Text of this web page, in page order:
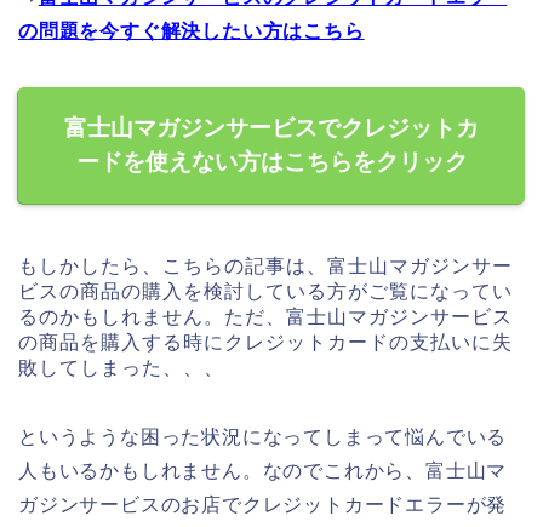
の問題を今すぐ解決したい方はこちら
富士山マガジンサービスでクレジットカ
ードを使えない方はこちらをクリック
もしかしたら、こちらの記事は、富士山マガジンサー
ビスの商品の購入を検討している方がご覧になってい
るのかもしれません。ただ、富士山マガジンサービス
の商品を購入する時にクレジットカードの支払いに失
敗してしまった、、、
というような困った状況になってしまって悩んでいる
人もいるかもしれません。なのでこれから、富士山マ
ガジンサービスのお店でクレジットカードエラーが発